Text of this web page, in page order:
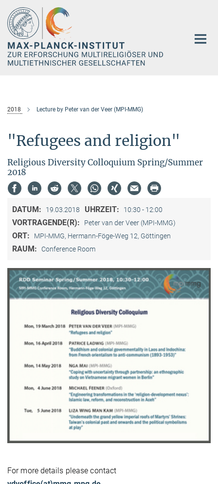
Hauptinhalt
2018 Lecture by Peter van der Veer (MPI-MMG)
"Refugees and religion"
Religious Diversity Colloquium Spring/Summer
2018
DATUM: 19.03.2018 UHRZEIT: 10:30 - 12:00
VORTRAGENDE(R): Peter van der Veer (MPI-MMG)
ORT: MPI-MMG, Hermann-Föge-Weg 12, Göttingen
RAUM: Conference Room
For more details please contact